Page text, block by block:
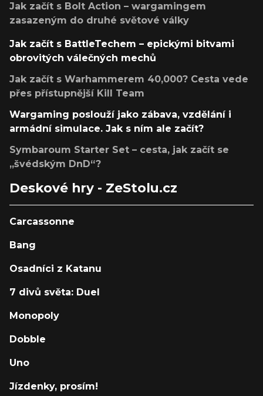
Jak začít s Bolt Action – wargamingem
zasazeným do druhé světové války
Jak začít s BattleTechem – epickými bitvami
obrovitých válečných mechů
Jak začít s Warhammerem 40,000? Cesta vede
přes přístupnější Kill Team
Wargaming poslouží jako zábava, vzdělání i
armádní simulace. Jak s ním ale začít?
Symbaroum Starter Set – cesta, jak začít se
„švédským DnD“?
Deskové hry - ZeStolu.cz
Carcassonne
Bang
Osadníci z Katanu
7 divů světa: Duel
Monopoly
Dobble
Uno
Jízdenky, prosím!